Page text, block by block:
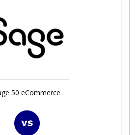
50 eCommerce